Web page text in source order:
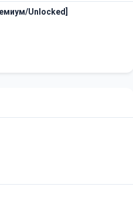
Unlocked]